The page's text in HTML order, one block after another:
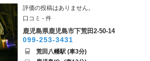
評価の投稿はありません。
口コミ - 件
鹿児島県鹿児島市下荒田2-50-14
099-253-3431
荒田八幡駅 (車3分)